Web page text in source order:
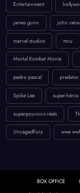
Entertainment
james gunn john cena
marvel studios mcu
Mortal Kombat Movie
pedro pascal predator
Spike Lee super-héros
superpouvoirs réels
UncagedFury wwe
BOX OFFICE